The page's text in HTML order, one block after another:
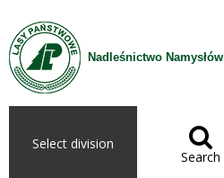
Skip to Content
Nadleśnictwo Namysłów
Select division 
Search